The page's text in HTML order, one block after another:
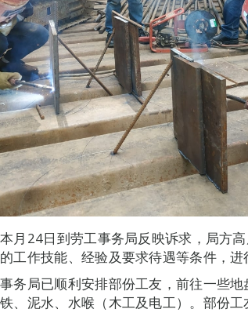
月24日到劳工事务局反映诉求，局方
工作技能、经验及要求待遇等条件，进
务局已顺利安排部份工友，前往一些
、泥水、水喉（木工及电工）。部份